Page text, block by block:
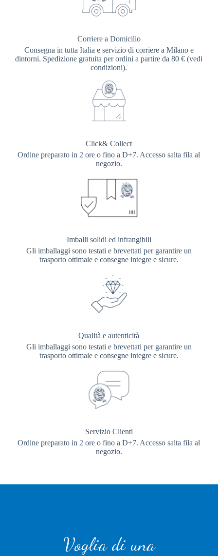
Corriere a Domicilio
Consegna in tutta Italia e servizio di corriere a Milano e
dintorni. Spedizione gratuita per ordini a partire da 80 € (vedi
condizioni).
Click& Collect
Ordine preparato in 2 ore o fino a D+7. Accesso salta fila al
negozio.
Imballi solidi ed infrangibili
Gli imballaggi sono testati e brevettati per garantire un
trasporto ottimale e consegne integre e sicure.
Qualità e autenticità
Gli imballaggi sono testati e brevettati per garantire un
trasporto ottimale e consegne integre e sicure.
Servizio Clienti
Ordine preparato in 2 ore o fino a D+7. Accesso salta fila al
negozio.
Voglia di una